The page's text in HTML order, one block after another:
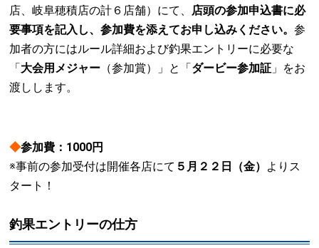
店、岐阜穂積店の計６店舗）にて、 店頭の参加申込書に必
要事項を記入し、参加費を添えてお申し込みください。参
加者の方にはルール詳細および釣果エントリーに必要な
「大会用メジャー （参加賞）」と「ダービー参加証 」をお
渡しします。
◆参加費：1000円
※事前の参加受付は開催各店にて ５月２２日（金） よりス
タート！
釣果エントリーの仕方